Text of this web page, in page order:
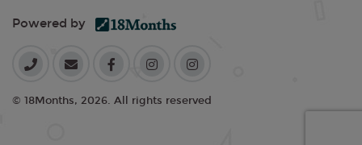
Powered by
© 18Months, 2026. All rights reserved